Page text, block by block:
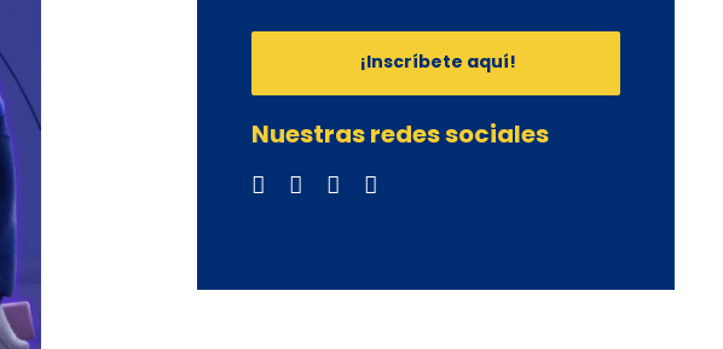
¡Inscríbete aquí!
Nuestras redes sociales